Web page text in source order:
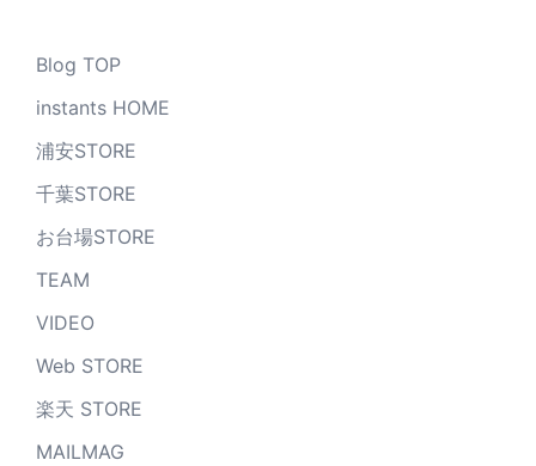
Blog TOP
instants HOME
浦安STORE
千葉STORE
お台場STORE
TEAM
VIDEO
Web STORE
楽天 STORE
MAILMAG